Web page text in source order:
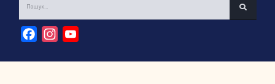
FacebookInstagram